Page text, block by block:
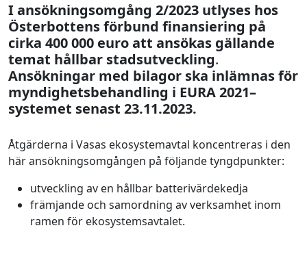
I ansökningsomgång 2/2023 utlyses hos
Österbottens förbund finansiering på
cirka 400 000 euro att ansökas gällande
temat hållbar stadsutveckling.
Ansökningar med bilagor ska inlämnas för
myndighetsbehandling i EURA 2021–
systemet senast 23.11.2023.
Åtgärderna i Vasas ekosystemavtal koncentreras i den
här ansökningsomgången på följande tyngdpunkter:
utveckling av en hållbar batterivärdekedja­­
främjande och samordning av verksamhet inom
ramen för ekosystemsavtalet.